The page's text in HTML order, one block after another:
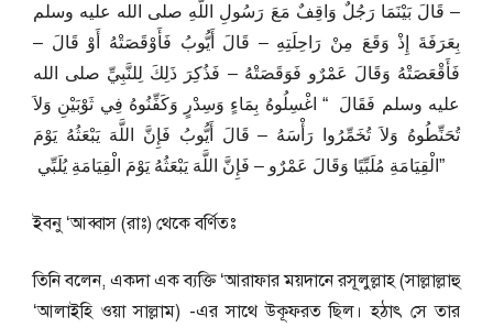
– قَالَ بَيْنَمَا رَجُلٌ وَاقِفٌ مَعَ رَسُولِ اللَّهِ صلى الله عليه وسلم
بِعَرَفَةَ إِذْ وَقَعَ مِنْ رَاحِلَتِهِ – قَالَ أَيُّوبُ فَأَوْقَصَتْهُ أَوْ قَالَ –
فَأَقْعَصَتْهُ وَقَالَ عَمْرٌو فَوَقَصَتْهُ – فَذُكِرَ ذَلِكَ لِلنَّبِيِّ صلى الله
عليه وسلم فَقَالَ ‏ “‏ اغْسِلُوهُ بِمَاءٍ وَسِدْرٍ وَكَفِّنُوهُ فِي ثَوْبَيْنِ وَلاَ
تُحَنِّطُوهُ وَلاَ تُخَمِّرُوا رَأْسَهُ – قَالَ أَيُّوبُ فَإِنَّ اللَّهَ يَبْعَثُهُ يَوْمَ
الْقِيَامَةِ مُلَبِّيًا وَقَالَ عَمْرٌو – فَإِنَّ اللَّهَ يَبْعَثُهُ يَوْمَ الْقِيَامَةِ يُلَبِّي ‏”
ইবনু ‘আব্বাস (রাঃ) থেকে বর্ণিতঃ
তিনি বলেন, একদা এক ব্যক্তি ‘আরাফার ময়দানে রসূলুল্লাহ (সাল্লাল্লাহু
‘আলাইহি ওয়া সাল্লাম) -এর সাথে উকূফরত ছিল। হঠাৎ সে তার